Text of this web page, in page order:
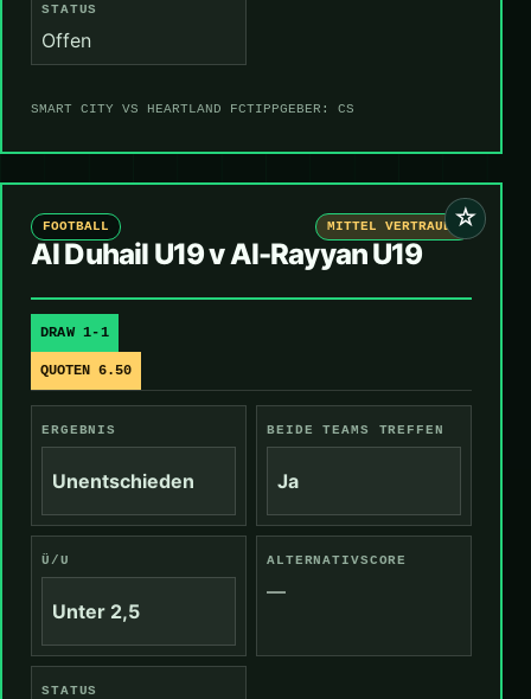
STATUS
Offen
SMART CITY VS HEARTLAND FCTIPPGEBER: CS
☆
FOOTBALL MITTEL VERTRAUEN
Al Duhail U19 v Al-Rayyan U19
DRAW 1-1
QUOTEN 6.50
ERGEBNIS
Unentschieden
BEIDE TEAMS TREFFEN
Ja
Ü/U
Unter 2,5
ALTERNATIVSCORE
—
STATUS